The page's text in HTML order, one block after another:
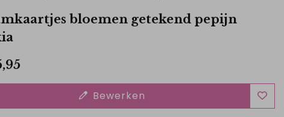
bloemen getekend pepijn
Bewerken